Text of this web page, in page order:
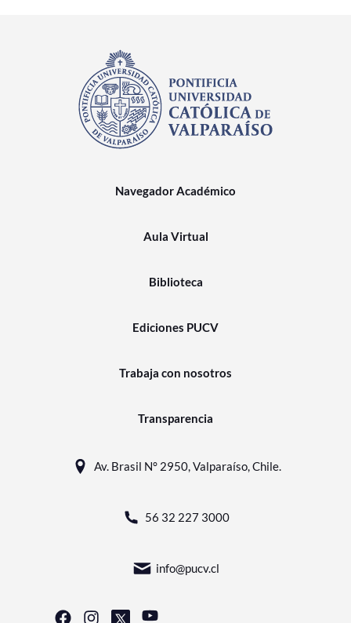
Navegador Académico
Aula Virtual
Biblioteca
Ediciones PUCV
Trabaja con nosotros
Transparencia
Av. Brasil N° 2950, Valparaíso, Chile.
56 32 227 3000
info@pucv.cl